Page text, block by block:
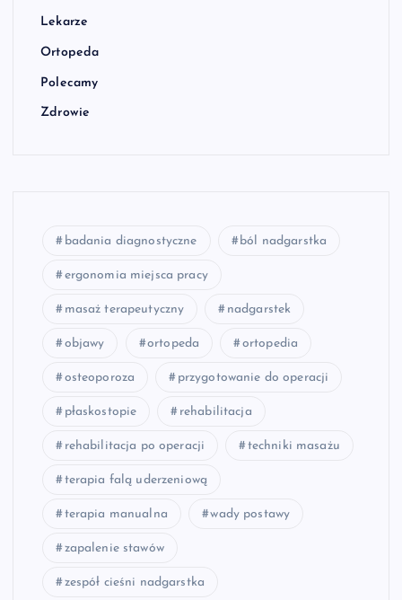
Lekarze
Ortopeda
Polecamy
Zdrowie
badania diagnostyczne ból nadgarstka
ergonomia miejsca pracy
masaż terapeutyczny nadgarstek
objawy ortopeda ortopedia
osteoporoza przygotowanie do operacji
płaskostopie rehabilitacja
rehabilitacja po operacji techniki masażu
terapia falą uderzeniową
terapia manualna wady postawy
zapalenie stawów
zespół cieśni nadgarstka